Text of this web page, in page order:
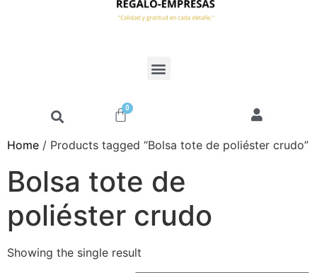
0
Home / Products tagged “Bolsa tote de poliéster crudo”
Bolsa tote de
poliéster crudo
Showing the single result